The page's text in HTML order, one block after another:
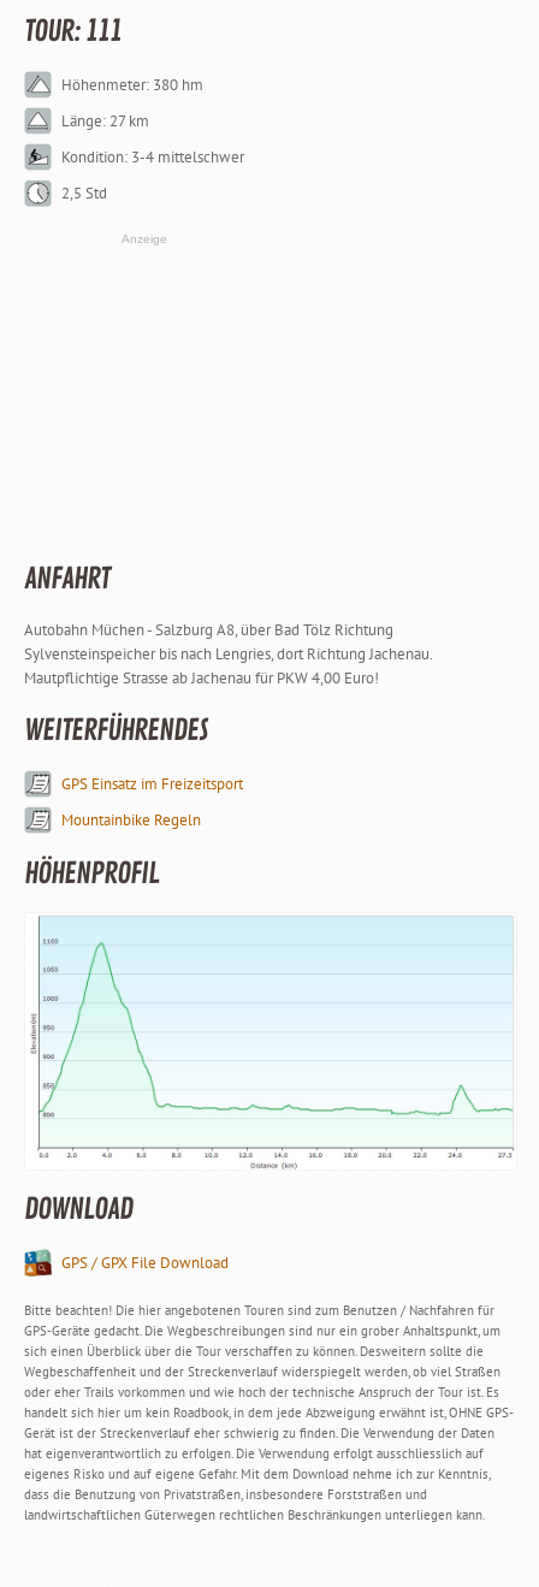
TOUR: 111
Höhenmeter: 380 hm
Länge: 27 km
Kondition: 3-4 mittelschwer
2,5 Std
Anzeige
ANFAHRT
Autobahn Müchen - Salzburg A8, über Bad Tölz Richtung
Sylvensteinspeicher bis nach Lengries, dort Richtung Jachenau.
Mautpflichtige Strasse ab Jachenau für PKW 4,00 Euro!
WEITERFÜHRENDES
GPS Einsatz im Freizeitsport
Mountainbike Regeln
HÖHENPROFIL
DOWNLOAD
GPS / GPX File Download
Bitte beachten! Die hier angebotenen Touren sind zum Benutzen / Nachfahren für
GPS-Geräte gedacht. Die Wegbeschreibungen sind nur ein grober Anhaltspunkt, um
sich einen Überblick über die Tour verschaffen zu können. Desweitern sollte die
Wegbeschaffenheit und der Streckenverlauf widerspiegelt werden, ob viel Straßen
oder eher Trails vorkommen und wie hoch der technische Anspruch der Tour ist. Es
handelt sich hier um kein Roadbook, in dem jede Abzweigung erwähnt ist, OHNE GPS-
Gerät ist der Streckenverlauf eher schwierig zu finden. Die Verwendung der Daten
hat eigenverantwortlich zu erfolgen. Die Verwendung erfolgt ausschliesslich auf
eigenes Risko und auf eigene Gefahr. Mit dem Download nehme ich zur Kenntnis,
dass die Benutzung von Privatstraßen, insbesondere Forststraßen und
landwirtschaftlichen Güterwegen rechtlichen Beschränkungen unterliegen kann.